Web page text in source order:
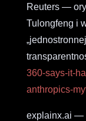
Reuters —
Tulongfeng i
„jednostronnej
360-says-it-
anthropics-
explainx.ai —